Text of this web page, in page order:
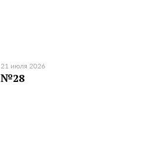
21 июля 2026
№28